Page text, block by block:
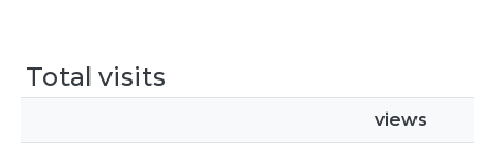
Total visits
views